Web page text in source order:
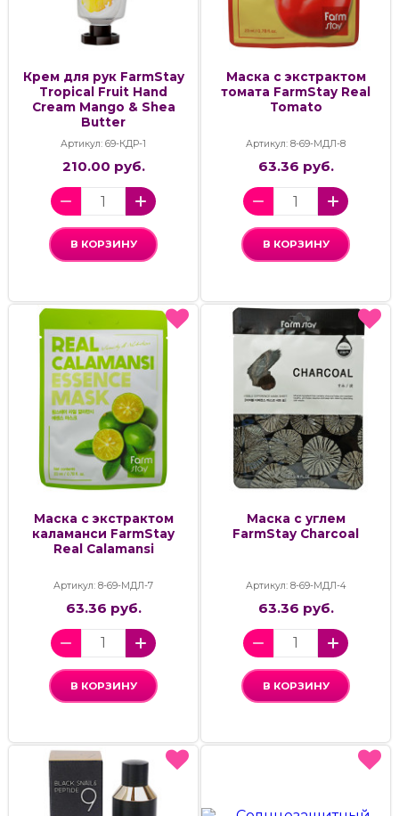
Крем для рук FarmStay
Tropical Fruit Hand
Cream Mango & Shea
Butter
Артикул: 69-КДР-1
210.00 руб.
В КОРЗИНУ
Маска с экстрактом
томата FarmStay Real
Tomato
Артикул: 8-69-МДЛ-8
63.36 руб.
В КОРЗИНУ
Маска с экстрактом
каламанси FarmStay
Real Calamansi
Артикул: 8-69-МДЛ-7
63.36 руб.
В КОРЗИНУ
Маска с углем
FarmStay Charcoal
Артикул: 8-69-МДЛ-4
63.36 руб.
В КОРЗИНУ